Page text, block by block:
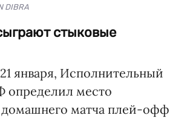
DIBRA
стыковые
января, Исполнительный
определил место
домашнего матча плей-офф